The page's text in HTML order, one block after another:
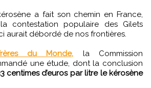
a fait son chemin en France,
contestation populaire des Gilets
aurait débordé de nos frontières.
du Monde, la Commission
une étude, dont la conclusion
centimes d’euros par litre le kérosène